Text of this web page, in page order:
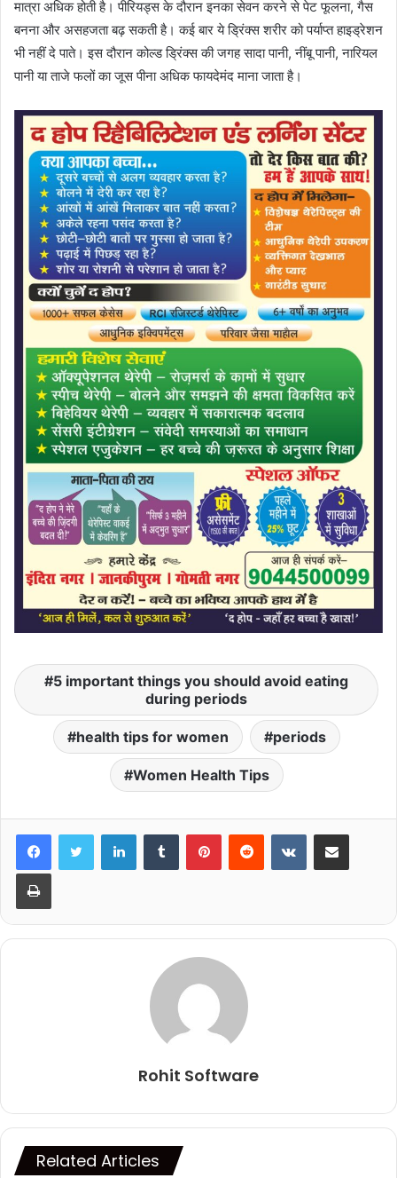
मात्रा अधिक होती है। पीरियड्स के दौरान इनका सेवन करने से पेट फूलना, गैस
बनना और असहजता बढ़ सकती है। कई बार ये ड्रिंक्स शरीर को पर्याप्त हाइड्रेशन
भी नहीं दे पाते। इस दौरान कोल्ड ड्रिंक्स की जगह सादा पानी, नींबू पानी, नारियल
पानी या ताजे फलों का जूस पीना अधिक फायदेमंद माना जाता है।
5 important things you should avoid eating
during periods
health tips for women periods
Women Health Tips
Rohit Software
Related Articles